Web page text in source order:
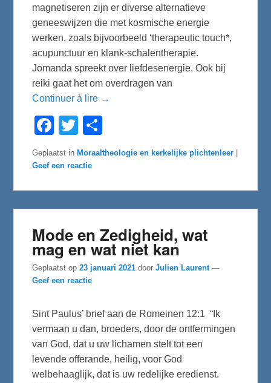
magnetiseren zijn er diverse alternatieve
geneeswijzen die met kosmische energie
werken, zoals bijvoorbeeld ‘therapeutic touch*,
acupunctuur en klank-schalentherapie.
Jomanda spreekt over liefdesenergie. Ook bij
reiki gaat het om overdragen van
Continuer à lire →
F
e
b
o
k
T
t
t
e
e
n
Geplaatst in Moraaltheologie en kerkelijke plichtenleer
Geef een reactie
Mode en Zedigheid, wat
mag en wat niet kan
Geplaatst op23 januari 2021 doorJulien Laurent —
Geef een reactie
Sint Paulus’ brief aan de Romeinen 12:1 “Ik
vermaan u dan, broeders, door de ontfermingen
van God, dat u uw lichamen stelt tot een
levende offerande, heilig, voor God
welbehaaglijk, dat is uw redelijke eredienst.